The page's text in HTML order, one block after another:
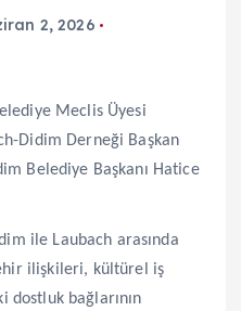
2, 2026
Meclis Üyesi
Didim Derneği Başkan
Belediye Başkanı Hatice
ile Laubach arasında
ilişkileri, kültürel iş
dostluk bağlarının